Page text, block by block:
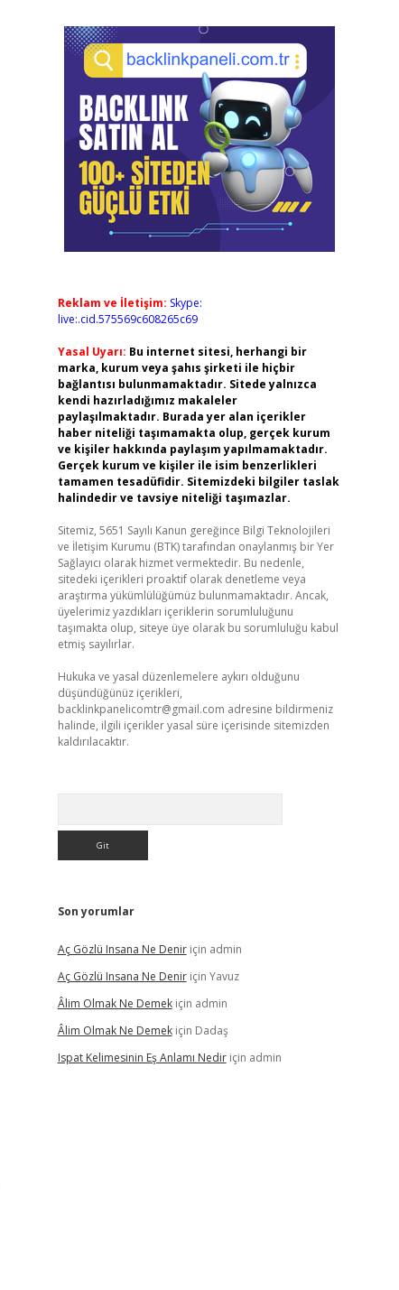
Reklam ve İletişim: Skype:
live:.cid.575569c608265c69
Yasal Uyarı: Bu internet sitesi, herhangi bir
marka, kurum veya şahıs şirketi ile hiçbir
bağlantısı bulunmamaktadır. Sitede yalnızca
kendi hazırladığımız makaleler
paylaşılmaktadır. Burada yer alan içerikler
haber niteliği taşımamakta olup, gerçek kurum
ve kişiler hakkında paylaşım yapılmamaktadır.
Gerçek kurum ve kişiler ile isim benzerlikleri
tamamen tesadüfidir. Sitemizdeki bilgiler taslak
halindedir ve tavsiye niteliği taşımazlar.
Sitemiz, 5651 Sayılı Kanun gereğince Bilgi Teknolojileri
ve İletişim Kurumu (BTK) tarafından onaylanmış bir Yer
Sağlayıcı olarak hizmet vermektedir. Bu nedenle,
sitedeki içerikleri proaktif olarak denetleme veya
araştırma yükümlülüğümüz bulunmamaktadır. Ancak,
üyelerimiz yazdıkları içeriklerin sorumluluğunu
taşımakta olup, siteye üye olarak bu sorumluluğu kabul
etmiş sayılırlar.
Hukuka ve yasal düzenlemelere aykırı olduğunu
düşündüğünüz içerikleri,
backlinkpanelicomtr@gmail.com adresine bildirmeniz
halinde, ilgili içerikler yasal süre içerisinde sitemizden
kaldırılacaktır.
Son yorumlar
Aç Gözlü Insana Ne Deniriçin admin
Aç Gözlü Insana Ne Deniriçin Yavuz
Âlim Olmak Ne Demekiçin admin
Âlim Olmak Ne Demekiçin Dadaş
Ispat Kelimesinin Eş Anlamı Nediriçin admin